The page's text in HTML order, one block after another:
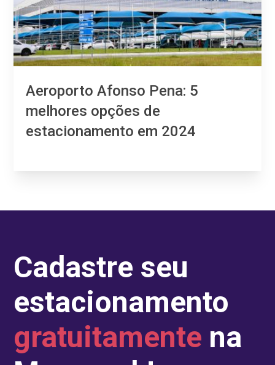
Aeroporto Afonso Pena: 5
melhores opções de
estacionamento em 2024
Cadastre seu
estacionamento
gratuitamente na